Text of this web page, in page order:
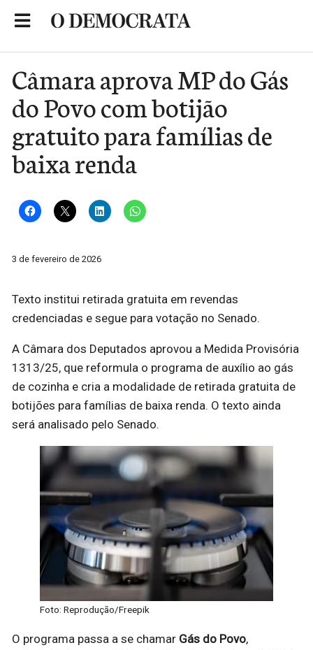
Câmara aprova MP do Gás
do Povo com botijão
gratuito para famílias de
baixa renda
3 de fevereiro de 2026
Texto institui retirada gratuita em revendas
credenciadas e segue para votação no Senado.
A Câmara dos Deputados aprovou a Medida Provisória
1313/25, que reformula o programa de auxílio ao gás
de cozinha e cria a modalidade de retirada gratuita de
botijões para famílias de baixa renda. O texto ainda
será analisado pelo Senado.
Foto: Reprodução/Freepik
O programa passa a se chamar Gás do Povo,